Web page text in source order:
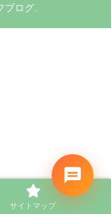
ログ.
サイトマップ